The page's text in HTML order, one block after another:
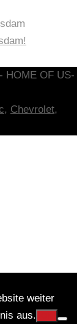
HOME OF US-
, Chevrolet,
weiter
aus.